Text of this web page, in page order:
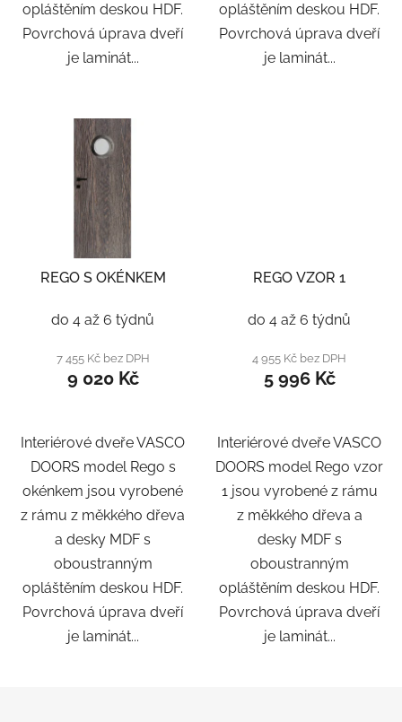
opláštěním deskou HDF.
Povrchová úprava dveří
je laminát...
opláštěním deskou HDF.
Povrchová úprava dveří
je laminát...
REGO S OKÉNKEM
do 4 až 6 týdnů
7 455 Kč bez DPH
9 020 Kč
Interiérové dveře VASCO
DOORS model Rego s
okénkem jsou vyrobené
z rámu z měkkého dřeva
a desky MDF s
oboustranným
opláštěním deskou HDF.
Povrchová úprava dveří
je laminát...
REGO VZOR 1
do 4 až 6 týdnů
4 955 Kč bez DPH
5 996 Kč
Interiérové dveře VASCO
DOORS model Rego vzor
1 jsou vyrobené z rámu
z měkkého dřeva a
desky MDF s
oboustranným
opláštěním deskou HDF.
Povrchová úprava dveří
je laminát...